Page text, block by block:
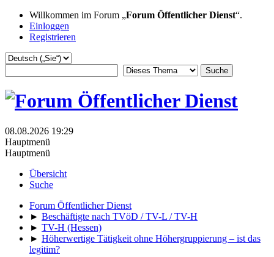
Willkommen im Forum „Forum Öffentlicher Dienst“.
Einloggen
Registrieren
08.08.2026 19:29
Hauptmenü
Hauptmenü
Übersicht
Suche
Forum Öffentlicher Dienst
► Beschäftigte nach TVöD / TV-L / TV-H
► TV-H (Hessen)
► Höherwertige Tätigkeit ohne Höhergruppierung – ist das
legitim?